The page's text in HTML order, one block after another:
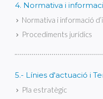
4. Normativa i
Normativa i informació
Procediments jurídics
5.- Línies d'actuació i
Pla estratègic